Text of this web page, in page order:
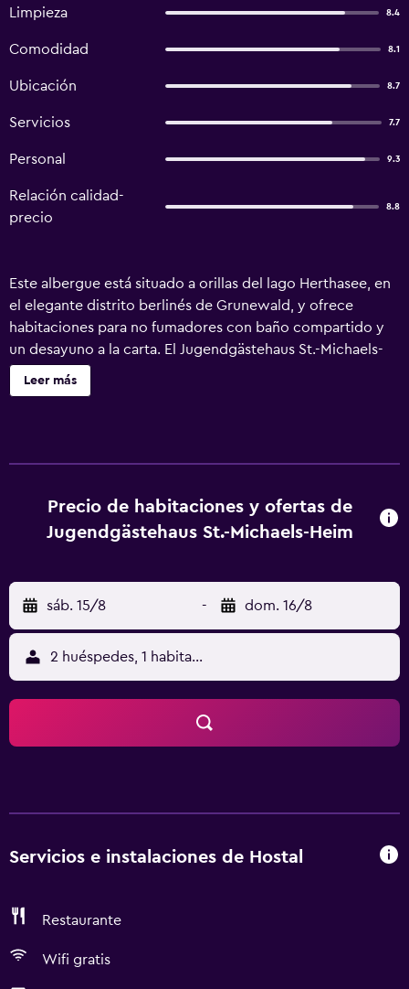
Limpieza 8.4
Comodidad 8.1
Ubicación 8.7
Servicios 7.7
Personal 9.3
Relación calidad-
precio
8.8
Este albergue está situado a orillas del lago Herthasee, en
el elegante distrito berlinés de Grunewald, y ofrece
habitaciones para no fumadores con baño compartido y
un desayuno a la carta. El Jugendgästehaus St.-Michaels-
Heim se encuentra en el antiguo Palacio de Mendelssohn y
ofrece habitaciones amplias y tranquilas. Hay una taberna
Hay 3 estaciones de autobuses a 5 minutos a pie del
alojamiento. El St.-Michaels-Heim Jugendgästehaus
Leer más
Precio de habitaciones y ofertas de
Jugendgästehaus St.-Michaels-Heim
sáb. 15/8 - dom. 16/8
2 huéspedes, 1 habitación
Servicios e instalaciones de Hostal
Restaurante
Wifi gratis